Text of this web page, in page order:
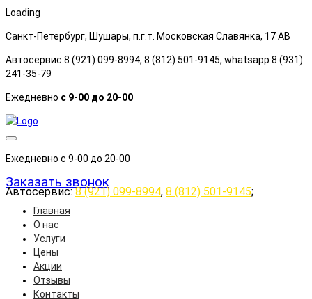
Loading
Санкт-Петербург, Шушары, п.г.т. Московская Славянка, 17 АB
Автосервис 8 (921) 099-8994, 8 (812) 501-9145, whatsapp 8 (931)
241-35-79
Ежедневно с 9-00 до 20-00
Ежедневно с 9-00 до 20-00
Заказать звонок
Автосервис:8 (921) 099-8994, 8 (812) 501-9145;
Главная
О нас
Услуги
Цены
Акции
Отзывы
Контакты